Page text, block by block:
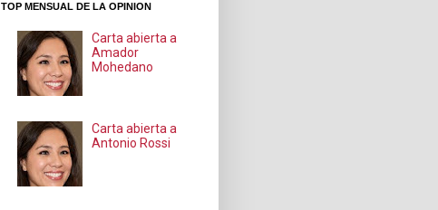
TOP MENSUAL DE LA OPINION
Carta abierta a
Amador
Mohedano
Carta abierta a
Antonio Rossi